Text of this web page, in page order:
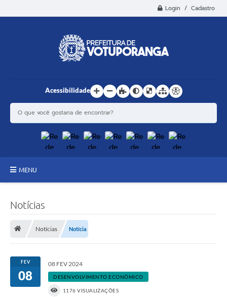
Login / Cadastro
Acessibilidade
MENU
A História
Notícias
Notícias
Notícias Notícia
FEV
08
08 FEV 2024
DESENVOLVIMENTO ECONÔMICO
1176 VISUALIZAÇÕES